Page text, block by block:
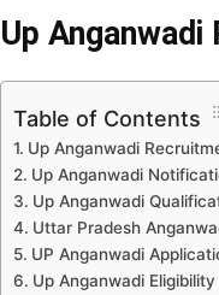
Up
Table of Contents
Up Anganwadi
Up Anganwadi
Up Anganwadi
Uttar Pradesh
UP Anganwadi
Up Anganwadi